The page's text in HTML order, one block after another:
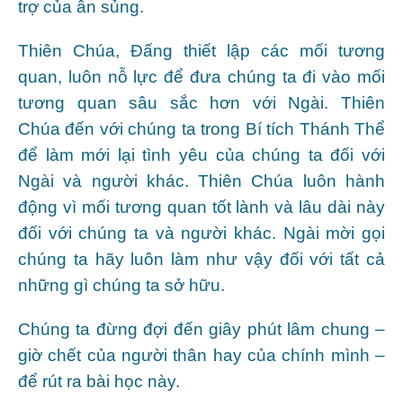
trợ của ân sủng.
Thiên Chúa, Đấng thiết lập các mối tương
quan, luôn nỗ lực để đưa chúng ta đi vào mối
tương quan sâu sắc hơn với Ngài. Thiên
Chúa đến với chúng ta trong Bí tích Thánh Thể
để làm mới lại tình yêu của chúng ta đối với
Ngài và người khác. Thiên Chúa luôn hành
động vì mối tương quan tốt lành và lâu dài này
đối với chúng ta và người khác. Ngài mời gọi
chúng ta hãy luôn làm như vậy đối với tất cả
những gì chúng ta sở hữu.
Chúng ta đừng đợi đến giây phút lâm chung –
giờ chết của người thân hay của chính mình –
để rút ra bài học này.